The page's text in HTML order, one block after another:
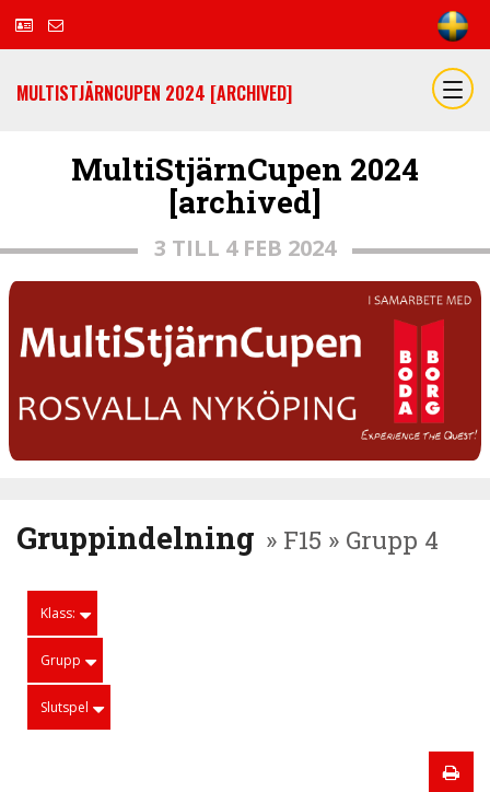
MULTISTJÄRNCUPEN 2024 [ARCHIVED]
MultiStjärnCupen 2024
[archived]
3 TILL 4 FEB 2024
Gruppindelning » F15 » Grupp 4
Klass:
Grupp
Slutspel